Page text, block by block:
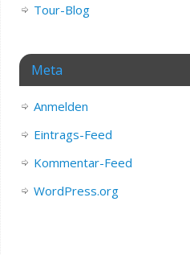
Tour-Blog
Meta
Anmelden
Eintrags-Feed
Kommentar-Feed
WordPress.org